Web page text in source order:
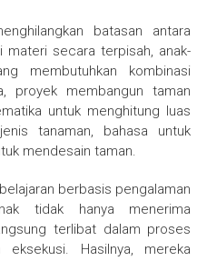
batasan antara
materi secara terpisah, anak-
membutuhkan kombinasi
proyek membangun taman
untuk menghitung luas
tanaman, bahasa untuk
mendesain taman.
berbasis pengalaman
tidak hanya menerima
terlibat dalam proses
eksekusi. Hasilnya, mereka